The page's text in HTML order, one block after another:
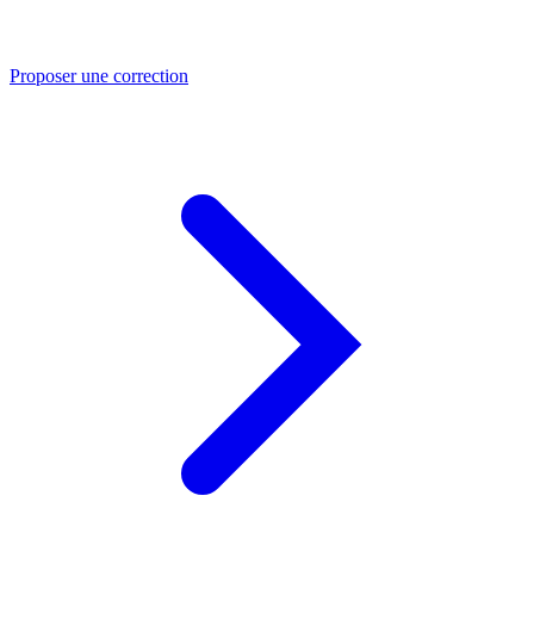
Proposer une correction